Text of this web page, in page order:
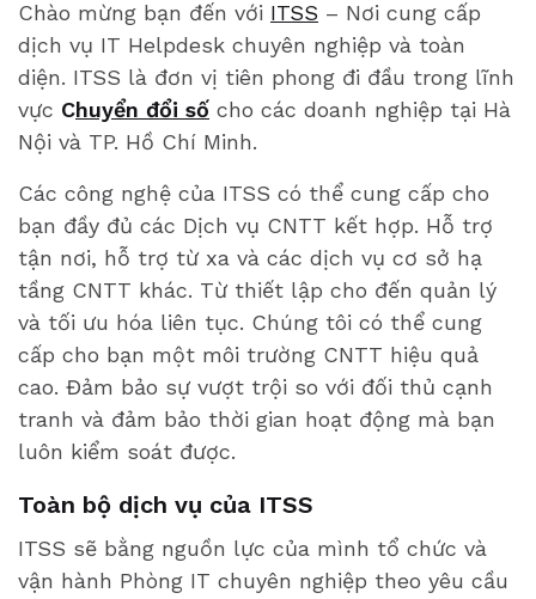
Chào mừng bạn đến với ITSS – Nơi cung cấp
dịch vụ IT Helpdesk chuyên nghiệp và toàn
diện. ITSS là đơn vị tiên phong đi đầu trong lĩnh
vực Chuyển đổi số cho các doanh nghiệp tại Hà
Nội và TP. Hồ Chí Minh.
Các công nghệ của ITSS có ​​thể cung cấp cho
bạn đầy đủ các Dịch vụ CNTT kết hợp. Hỗ trợ
tận nơi, hỗ trợ từ xa và các dịch vụ cơ sở hạ
tầng CNTT khác. Từ thiết lập cho đến quản lý
và tối ưu hóa liên tục. Chúng tôi có thể cung
cấp cho bạn một môi trường CNTT hiệu quả
cao. Đảm bảo sự vượt trội so với đối thủ cạnh
tranh và đảm bảo thời gian hoạt động mà bạn
luôn kiểm soát được.
Toàn bộ dịch vụ của ITSS
ITSS sẽ bằng nguồn lực của mình tổ chức và
vận hành Phòng IT chuyên nghiệp theo yêu cầu